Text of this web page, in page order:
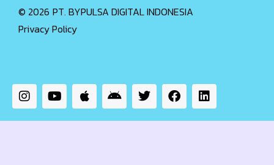
© 2026 PT. BYPULSA DIGITAL INDONESIA
Privacy Policy